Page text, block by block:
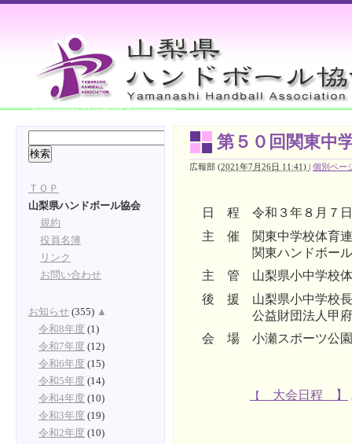
Yamanashi Handball Association
第５０回関東中
広報部 (2021年7月26日 11:41) | 個別ペー
日 程
令和３年８月７
主 催
関東中学校体育
関東ハンドボー
主 管
山梨県小中学校
後 援
山梨県小中学校
公益財団法人甲
会 場
小瀬スポーツ公
【 大会日程 】
ＴＯＰ
山梨県ハンドボール協会
規約
役員名簿
リンク
お問い合わせ
お知らせ (355) ▲
令和8年度 (1)
令和7年度 (12)
令和6年度 (15)
令和5年度 (14)
令和4年度 (10)
令和3年度 (19)
令和2年度 (10)